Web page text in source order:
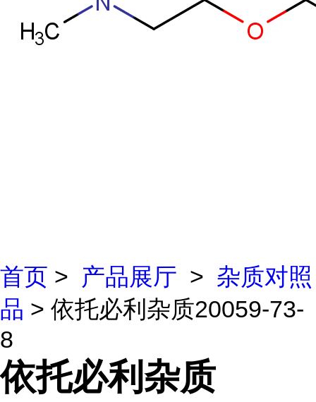
首页 > 产品展厅 > 杂质对照
品 > 依托必利杂质20059-73-
8
依托必利杂质